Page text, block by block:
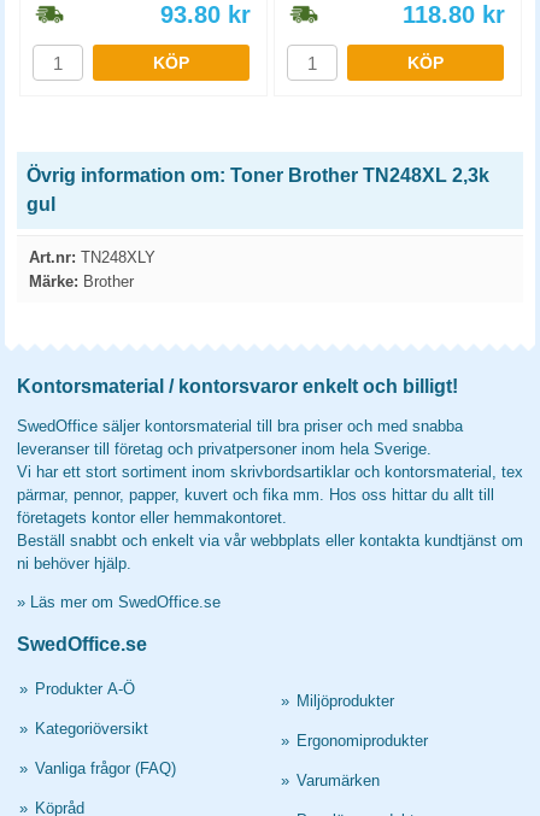
93.80 kr
KÖP
118.80 kr
KÖP
Övrig information om: Toner Brother TN248XL 2,3k
gul
Art.nr: TN248XLY
Märke: Brother
Kontorsmaterial / kontorsvaror enkelt och billigt!
SwedOffice säljer kontorsmaterial till bra priser och med snabba
leveranser till företag och privatpersoner inom hela Sverige.
Vi har ett stort sortiment inom skrivbordsartiklar och kontorsmaterial, tex
pärmar, pennor, papper, kuvert och fika mm. Hos oss hittar du allt till
företagets kontor eller hemmakontoret.
Beställ snabbt och enkelt via vår webbplats eller kontakta kundtjänst om
ni behöver hjälp.
» Läs mer om SwedOffice.se
SwedOffice.se
» Produkter A-Ö
» Kategoriöversikt
» Vanliga frågor (FAQ)
» Köpråd
» Miljöprodukter
» Ergonomiprodukter
» Varumärken